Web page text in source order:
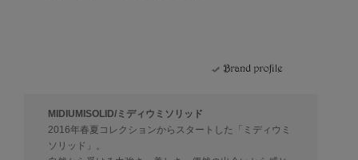
MIDIUMISOLID/ミディウミソリッド
2016年春夏コレクションからスタートした「ミディウミ
ソリッド」。